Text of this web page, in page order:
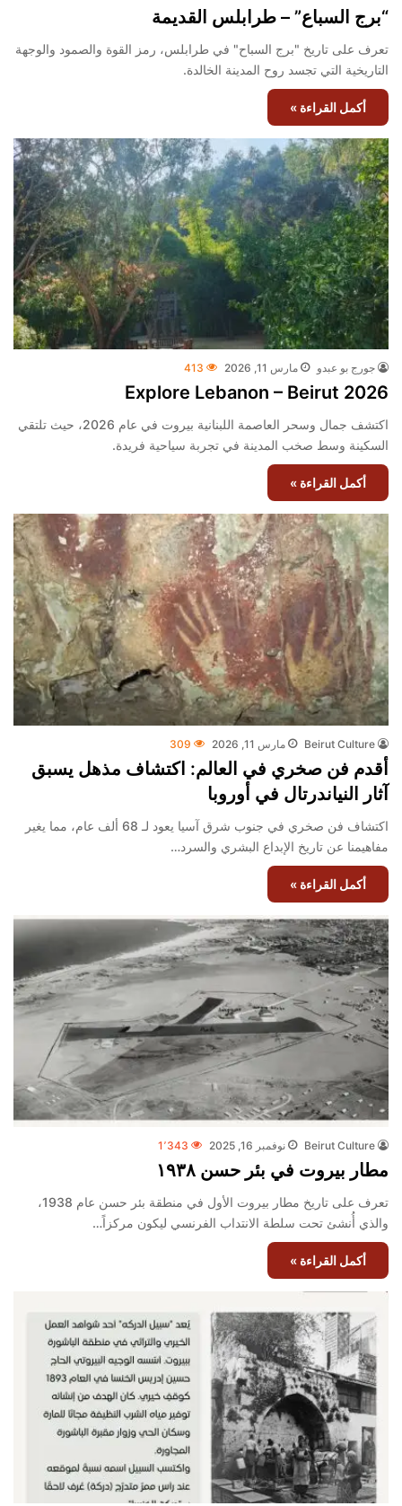
“برج السباع” – طرابلس القديمة
تعرف على تاريخ "برج السباح" في طرابلس، رمز القوة والصمود والوجهة
التاريخية التي تجسد روح المدينة الخالدة.
أكمل القراءة »
جورج بو عبدو مارس 11, 2026 413
Explore Lebanon – Beirut 2026
اكتشف جمال وسحر العاصمة اللبنانية بيروت في عام 2026، حيث تلتقي
السكينة وسط صخب المدينة في تجربة سياحية فريدة.
أكمل القراءة »
Beirut Culture مارس 11, 2026 309
أقدم فن صخري في العالم: اكتشاف مذهل يسبق
آثار النياندرتال في أوروبا
اكتشاف فن صخري في جنوب شرق آسيا يعود لـ 68 ألف عام، مما يغير
مفاهيمنا عن تاريخ الإبداع البشري والسرد…
أكمل القراءة »
Beirut Culture نوفمبر 16, 2025 1٬343
مطار بيروت في بئر حسن ١٩٣٨
تعرف على تاريخ مطار بيروت الأول في منطقة بئر حسن عام 1938،
والذي أُنشئ تحت سلطة الانتداب الفرنسي ليكون مركزاً…
أكمل القراءة »